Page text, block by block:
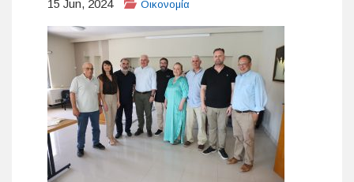
15 Jun, 2024 Οικονομία